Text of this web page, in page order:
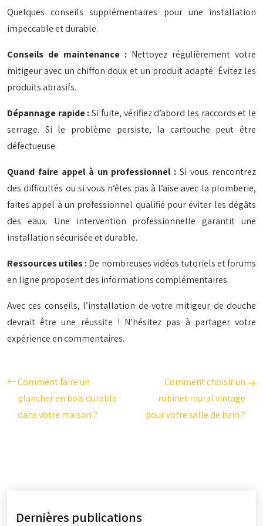
Quelques conseils supplémentaires pour une installation
impeccable et durable.
Conseils de maintenance : Nettoyez régulièrement votre
mitigeur avec un chiffon doux et un produit adapté. Évitez les
produits abrasifs.
Dépannage rapide :Si fuite, vérifiez d’abord les raccords et le
serrage. Si le problème persiste, la cartouche peut être
défectueuse.
Quand faire appel à un professionnel :Si vous rencontrez
des difficultés ou si vous n’êtes pas à l’aise avec la plomberie,
faites appel à un professionnel qualifié pour éviter les dégâts
des eaux. Une intervention professionnelle garantit une
installation sécurisée et durable.
Ressources utiles :De nombreuses vidéos tutoriels et forums
en ligne proposent des informations complémentaires.
Avec ces conseils, l’installation de votre mitigeur de douche
devrait être une réussite ! N’hésitez pas à partager votre
expérience en commentaires.
Comment faire un
plancher en bois durable
dans votre maison ?
Comment choisir un
robinet mural vintage
pour votre salle de bain ?
Dernières publications